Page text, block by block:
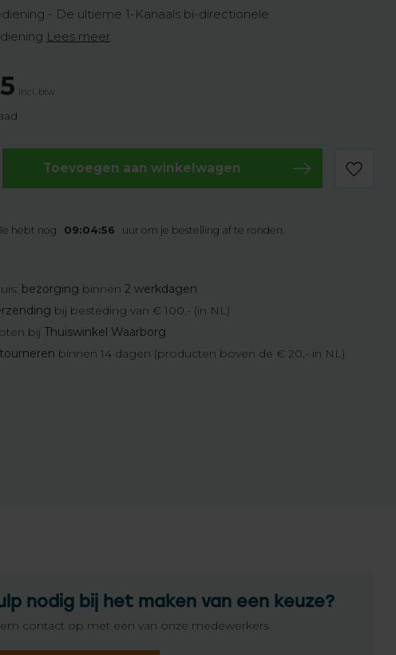
- De ultieme 1-Kanaals bi-directionele
Lees meer.
Incl. btw
Toevoegen aan winkelwagen
hebt nog 09:04:55 uur om je bestelling af te ronden.
bezorging binnen2 werkdagen
bij besteding van € 100,- (in NL)
bijThuiswinkel Waarborg
binnen 14 dagen (producten boven de € 20,- in NL)
nodig bij het maken van een keuze?
contact op met een van onze medewerkers